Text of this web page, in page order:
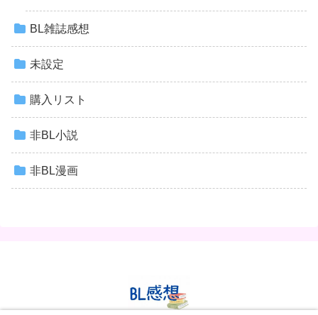
BL雑誌感想
未設定
購入リスト
非BL小説
非BL漫画